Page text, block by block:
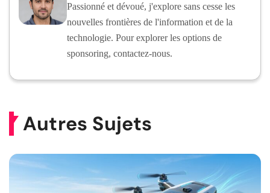
Passionné et dévoué, j'explore sans cesse les
nouvelles frontières de l'information et de la
technologie. Pour explorer les options de
sponsoring, contactez-nous.
Autres Sujets